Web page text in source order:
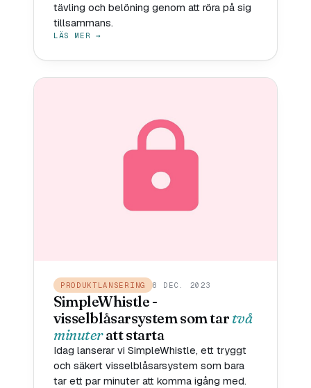
tävling och belöning genom att röra på sig
tillsammans.
LÄS MER →
PRODUKTLANSERING 8 DEC. 2023
SimpleWhistle -
visselblåsarsystem som tartvå
minuteratt starta
Idag lanserar vi SimpleWhistle, ett tryggt
och säkert visselblåsarsystem som bara
tar ett par minuter att komma igång med.